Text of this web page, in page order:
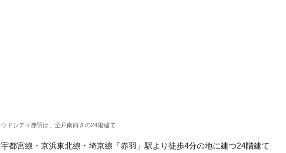
ウドシティ赤羽は、全戸南向きの24階建て
都宮線・京浜東北線・埼京線「赤羽」駅より徒歩4分の地に建つ24階建て